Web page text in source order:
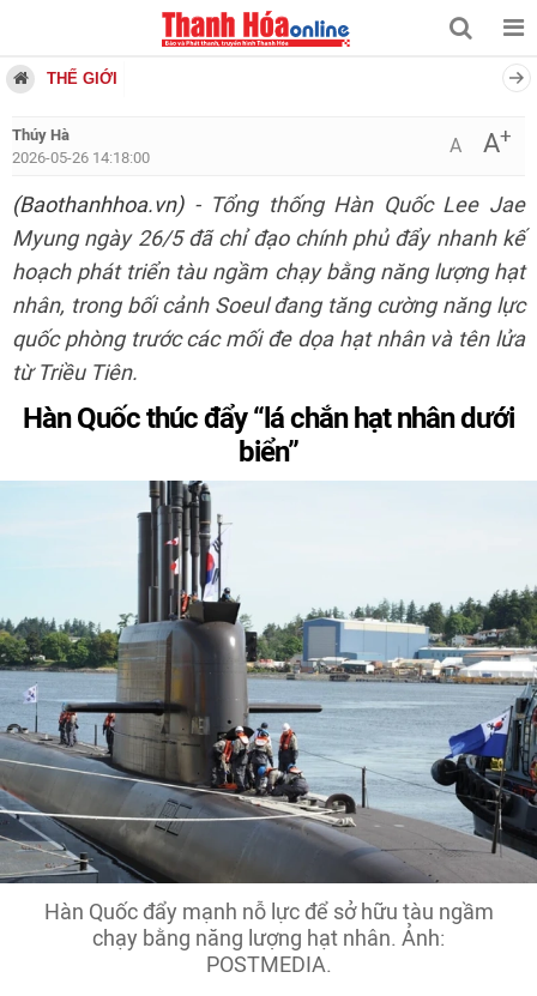
THẾ GIỚI
Thúy Hà
2026-05-26 14:18:00
A A+
(Baothanhhoa.vn)- Tổng thống Hàn Quốc Lee Jae
Myung ngày 26/5 đã chỉ đạo chính phủ đẩy nhanh kế
hoạch phát triển tàu ngầm chạy bằng năng lượng hạt
nhân, trong bối cảnh Soeul đang tăng cường năng lực
quốc phòng trước các mối đe dọa hạt nhân và tên lửa
từ Triều Tiên.
Hàn Quốc thúc đẩy “lá chắn hạt nhân dưới
biển”
Hàn Quốc đẩy mạnh nỗ lực để sở hữu tàu ngầm
chạy bằng năng lượng hạt nhân. Ảnh:
POSTMEDIA.